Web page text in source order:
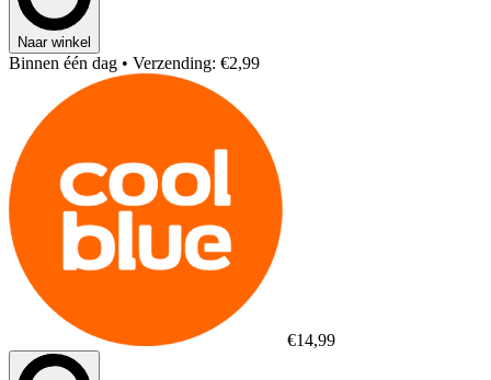
Naar winkel
Binnen één dag • Verzending: €2,99
€14,99